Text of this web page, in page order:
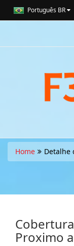
Português BR
Home Detalhe
Proximo